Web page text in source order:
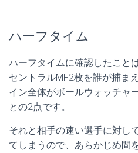
ハーフタイム
ハーフタイムに確認したこと
セントラルMF2枚を誰が捕ま
イン全体がボールウォッチャ
との2点です。
それと相手の速い選手に対し
てしまうので、あらかじめ間